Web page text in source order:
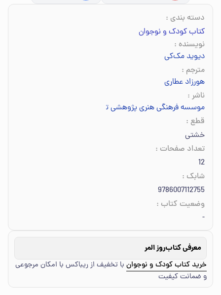
دسته بندی :
کتاب کودک و نوجوان
نویسنده :
دیوید مک‌کی
مترجم :
هورزاد عطاری
ناشر :
موسسه فرهنگی هنری پژوهشی تاریخ ادبیات کودکان
قطع :
خشتی
تعداد صفحات :
12
شابک :
9786007112755
وضعیت کتاب :
-
معرفی کتابروز المر
خرید کتاب کودک و نوجوان با تخفیف از ریباکس با امکان مرجوعی
و ضمانت کیفیت